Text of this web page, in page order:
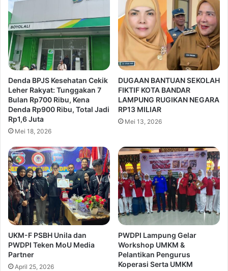
Denda BPJS Kesehatan Cekik
Leher Rakyat: Tunggakan 7
Bulan Rp700 Ribu, Kena
Denda Rp900 Ribu, Total Jadi
Rp1,6 Juta
Mei 18, 2026
DUGAAN BANTUAN SEKOLAH
FIKTIF KOTA BANDAR
LAMPUNG RUGIKAN NEGARA
RP13 MILIAR
Mei 13, 2026
UKM-F PSBH Unila dan
PWDPI Teken MoU Media
Partner
April 25, 2026
PWDPI Lampung Gelar
Workshop UMKM &
Pelantikan Pengurus
Koperasi Serta UMKM